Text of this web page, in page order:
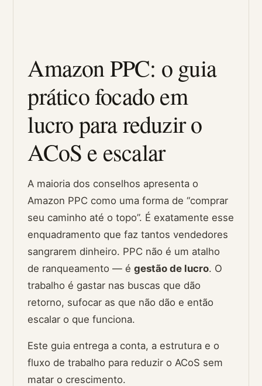
Amazon PPC: o guia
prático focado em
lucro para reduzir o
ACoS e escalar
A maioria dos conselhos apresenta o
Amazon PPC como uma forma de “comprar
seu caminho até o topo”. É exatamente esse
enquadramento que faz tantos vendedores
sangrarem dinheiro. PPC não é um atalho
de ranqueamento — égestão de lucro. O
trabalho é gastar nas buscas que dão
retorno, sufocar as que não dão e então
escalar o que funciona.
Este guia entrega a conta, a estrutura e o
fluxo de trabalho para reduzir o ACoS sem
matar o crescimento.